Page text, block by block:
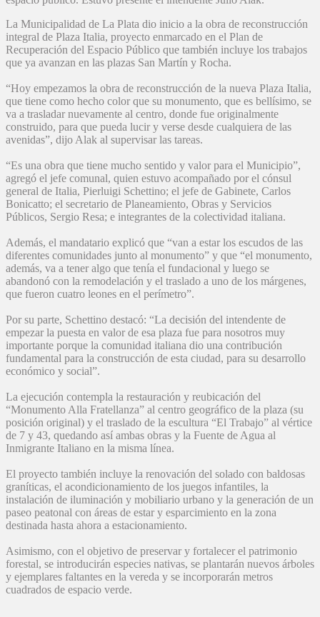
La Municipalidad de La Plata dio inicio a la obra de reconstrucción
integral de Plaza Italia, proyecto enmarcado en el Plan de
Recuperación del Espacio Público que también incluye los trabajos
que ya avanzan en las plazas San Martín y Rocha.
“Hoy empezamos la obra de reconstrucción de la nueva Plaza Italia,
que tiene como hecho color que su monumento, que es bellísimo, se
va a trasladar nuevamente al centro, donde fue originalmente
construido, para que pueda lucir y verse desde cualquiera de las
avenidas”, dijo Alak al supervisar las tareas.
“Es una obra que tiene mucho sentido y valor para el Municipio”,
agregó el jefe comunal, quien estuvo acompañado por el cónsul
general de Italia, Pierluigi Schettino; el jefe de Gabinete, Carlos
Bonicatto; el secretario de Planeamiento, Obras y Servicios
Públicos, Sergio Resa; e integrantes de la colectividad italiana.
Además, el mandatario explicó que “van a estar los escudos de las
diferentes comunidades junto al monumento” y que “el monumento,
además, va a tener algo que tenía el fundacional y luego se
abandonó con la remodelación y el traslado a uno de los márgenes,
que fueron cuatro leones en el perímetro”.
Por su parte, Schettino destacó: “La decisión del intendente de
empezar la puesta en valor de esa plaza fue para nosotros muy
importante porque la comunidad italiana dio una contribución
fundamental para la construcción de esta ciudad, para su desarrollo
económico y social”.
La ejecución contempla la restauración y reubicación del
“Monumento Alla Fratellanza” al centro geográfico de la plaza (su
posición original) y el traslado de la escultura “El Trabajo” al vértice
de 7 y 43, quedando así ambas obras y la Fuente de Agua al
Inmigrante Italiano en la misma línea.
El proyecto también incluye la renovación del solado con baldosas
graníticas, el acondicionamiento de los juegos infantiles, la
instalación de iluminación y mobiliario urbano y la generación de un
paseo peatonal con áreas de estar y esparcimiento en la zona
destinada hasta ahora a estacionamiento.
Asimismo, con el objetivo de preservar y fortalecer el patrimonio
forestal, se introducirán especies nativas, se plantarán nuevos árboles
y ejemplares faltantes en la vereda y se incorporarán metros
cuadrados de espacio verde.